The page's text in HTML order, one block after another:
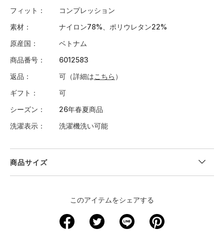
フィット
コンプレッション
素材
ナイロン78%、ポリウレタン22%
原産国
ベトナム
商品番号
6012583
返品
可（詳細はこちら ）
ギフト
可
シーズン
26年春夏商品
洗濯表示
洗濯機洗い可能
商品サイズ
56 66.5
このアイテムをシェアする